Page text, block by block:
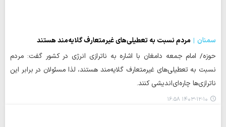
سمنان
مردم نسبت به تعطیلی‌های غیرمتعارف گلایه‌مند هستند
حوزه/ امام جمعه دامغان با اشاره به ناترازی انرژی در کشور گفت: مردم
نسبت به تعطیلی‌های غیرمتعارف گلایه‌مند هستند، لذا مسئولان در برابر این
ناترازی‌ها چاره‌ای‌اندیشی کنند.
۱۴۰۳-۱۲-۱۰ ۱۶:۵۸